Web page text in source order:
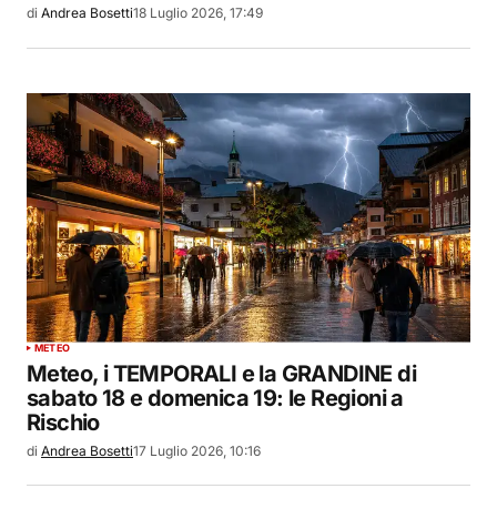
di Andrea Bosetti18 Luglio 2026, 17:49
METEO
Meteo, i TEMPORALI e la GRANDINE di
sabato 18 e domenica 19: le Regioni a
Rischio
di Andrea Bosetti17 Luglio 2026, 10:16